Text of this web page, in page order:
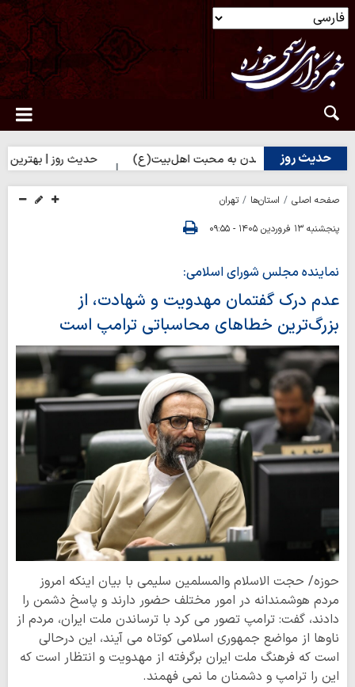
حدیث روز
| راه نزدیک شدن به محبت اهل‌بیت(ع) حدیث روز | بهترین
صفحه اصلی استان‌ها
تهران
پنجشنبه ۱۳ فروردین ۱۴۰۵ - ۰۹:۵۵
نماینده مجلس شورای اسلامی:
عدم درک گفتمان مهدویت و شهادت، از
بزرگ‌ترین خطاهای محاسباتی ترامپ است
حوزه/ حجت الاسلام والمسلمین سلیمی با بیان اینکه امروز
مردم هوشمندانه در امور مختلف حضور دارند و پاسخ دشمن را
دادند، گفت: ترامپ تصور می کرد با ترساندن ملت ایران، مردم از
ناوها از مواضع جمهوری اسلامی کوتاه می آیند، این درحالی
است که فرهنگ ملت ایران برگرفته از مهدویت و انتظار است که
این را ترامپ و دشمنان ما نمی فهمند.